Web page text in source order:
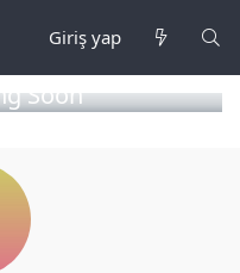
Giriş yap
Soon